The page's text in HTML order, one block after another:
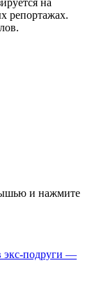
репортажах.
и нажмите
экс-подруги —